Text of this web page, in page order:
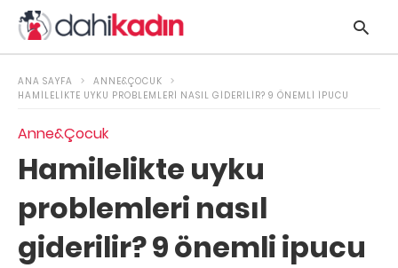
ANA SAYFA
ANNE&ÇOCUK
HAMILELIKTE UYKU PROBLEMLERI NASIL GIDERILIR? 9 ÖNEMLI IPUCU
Anne&Çocuk
Hamilelikte uyku
problemleri nasıl
giderilir? 9 önemli ipucu